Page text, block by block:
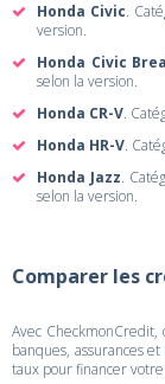
Honda Civic.
version.
Honda Civic
selon la version.
Honda CR-V.
Honda HR-V.
Honda Jazz.
selon la version.
Comparer les
Avec
banques, assurances et
taux pour financer